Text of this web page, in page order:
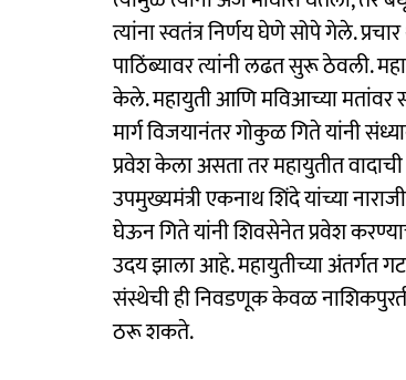
त्यांना स्वतंत्र निर्णय घेणे सोपे गेले.
पाठिंब्यावर त्यांनी लढत सुरू ठेवली.
केले. महायुती आणि मविआच्या मतांवर
मार्ग विजयानंतर गोकुळ गिते यांनी
प्रवेश केला असता तर महायुतीत
उपमुख्यमंत्री एकनाथ शिंदे यांच्या
घेऊन गिते यांनी शिवसेनेत प्रवेश
उदय झाला आहे. महायुतीच्या अंतर्गत
संस्थेची ही निवडणूक केवळ नाशिकपुरती
ठरू शकते.